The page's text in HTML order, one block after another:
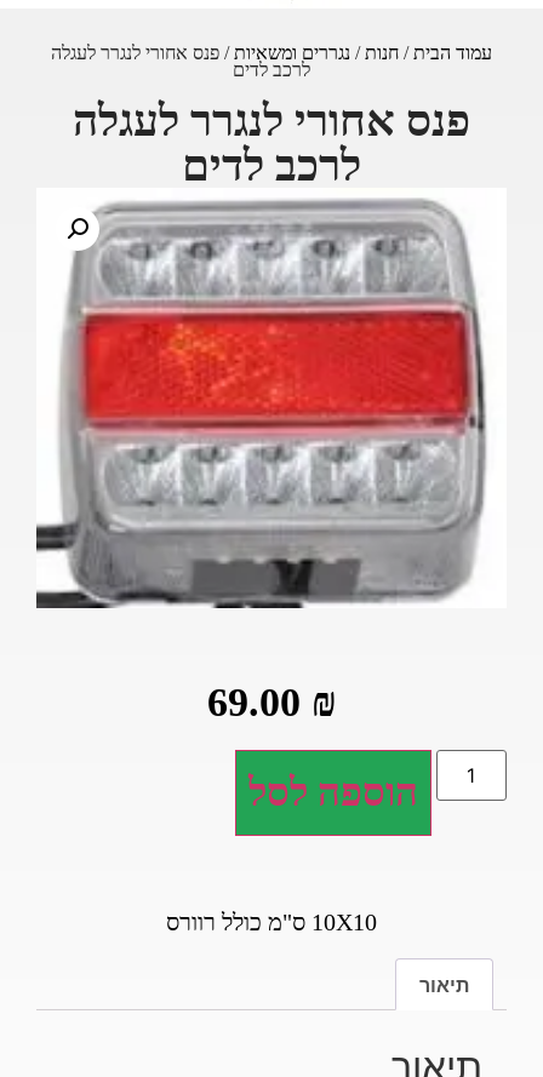
עמוד הבית/חנות/נגררים ומשאיות/ פנס אחורי לנגרר לעגלה
לרכב לדים
פנס אחורי לנגרר לעגלה
לרכב לדים
69.00₪
הוספה לסל
10X10 ס"מ כולל רוורס
תיאור
תיאור